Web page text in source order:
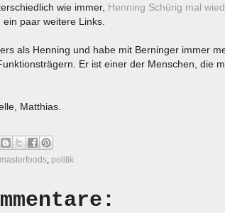
wie immer, Henning Schürig mal
ein paar weitere Links.
als Henning und habe mit Berninger immer
Er ist einer der Menschen, die
Matthias.
masterfoods politik